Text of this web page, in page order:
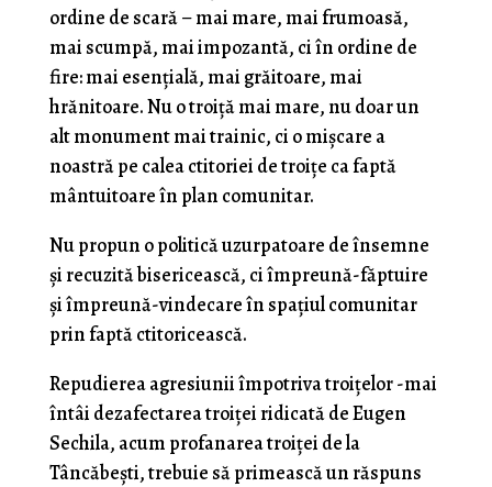
ordine de scară – mai mare, mai frumoasă,
mai scumpă, mai impozantă, ci în ordine de
fire: mai esenţială, mai grăitoare, mai
hrănitoare. Nu o troiţă mai mare, nu doar un
alt monument mai trainic, ci o mişcare a
noastră pe calea ctitoriei de troiţe ca faptă
mântuitoare în plan comunitar.
Nu propun o politică uzurpatoare de însemne
şi recuzită bisericească, ci împreună-făptuire
şi împreună-vindecare în spaţiul comunitar
prin faptă ctitoricească.
Repudierea agresiunii împotriva troiţelor -mai
întâi dezafectarea troiţei ridicată de Eugen
Sechila, acum profanarea troiţei de la
Tâncăbeşti, trebuie să primească un răspuns